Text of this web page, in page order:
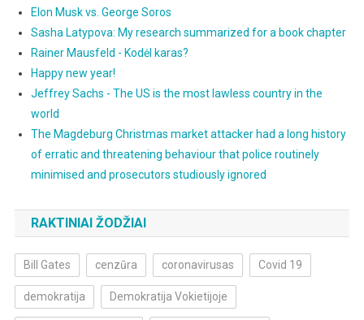
Elon Musk vs. George Soros
Sasha Latypova: My research summarized for a book chapter
Rainer Mausfeld - Kodėl karas?
Happy new year!
Jeffrey Sachs - The US is the most lawless country in the
world
The Magdeburg Christmas market attacker had a long history
of erratic and threatening behaviour that police routinely
minimised and prosecutors studiously ignored
RAKTINIAI ŽODŽIAI
Bill Gates cenzūra coronavirusas Covid 19
demokratija Demokratija Vokietijoje